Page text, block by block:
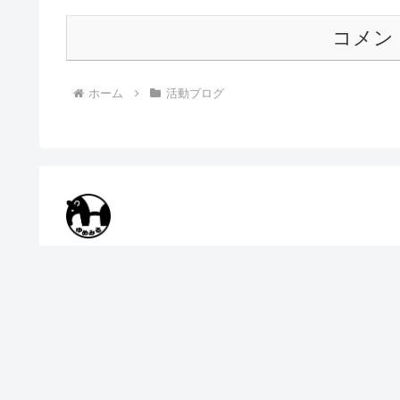
コメン
ホーム 活動ブログ